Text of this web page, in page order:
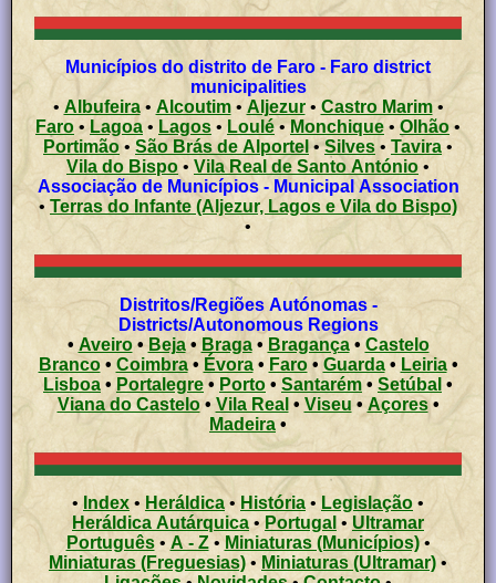
Municípios do distrito de Faro - Faro district
municipalities
• Albufeira• Alcoutim• Aljezur• Castro Marim•
Faro • Lagoa • Lagos • Loulé•Monchique• Olhão•
Portimão • São Brás de Alportel •Silves • Tavira •
Vila do Bispo • Vila Real de Santo António •
Associação de Municípios - Municipal Association
• Terras do Infante (Aljezur, Lagos e Vila do Bispo)
•
Distritos/Regiões Autónomas -
Districts/Autonomous Regions
• Aveiro• Beja• Braga• Bragança• Castelo
Branco• Coimbra• Évora• Faro• Guarda• Leiria•
Lisboa • Portalegre • Porto • Santarém • Setúbal •
Viana do Castelo• Vila Real • Viseu • Açores •
Madeira •
• Index • Heráldica • História • Legislação •
Heráldica Autárquica •Portugal • Ultramar
Português• A - Z• Miniaturas (Municípios)•
Miniaturas (Freguesias)• Miniaturas (Ultramar) •